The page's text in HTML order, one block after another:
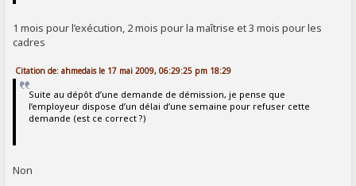
1 mois pour l’exécution, 2 mois pour la maîtrise et 3 mois pour les
cadres
Citation de: ahmedais le 17 mai 2009, 06:29:25 pm 18:29
Suite au dépôt d’une demande de démission, je pense que
l’employeur dispose d’un délai d’une semaine pour refuser cette
demande (est ce correct ?)
Non